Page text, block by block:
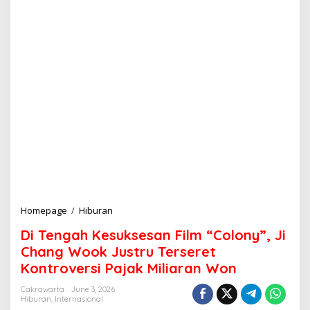
Homepage / Hiburan
T
e
n
g
a
Di Tengah Kesuksesan Film “Colony”, Ji
Chang Wook Justru Terseret
Kontroversi Pajak Miliaran Won
Cakrawarta
June 3, 2026
Hiburan, Internasional